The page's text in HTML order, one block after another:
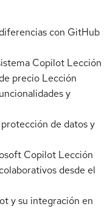
con GitHub
Copilot Lección
precio Lección
y
de datos y
Copilot Lección
desde el
y su integración en